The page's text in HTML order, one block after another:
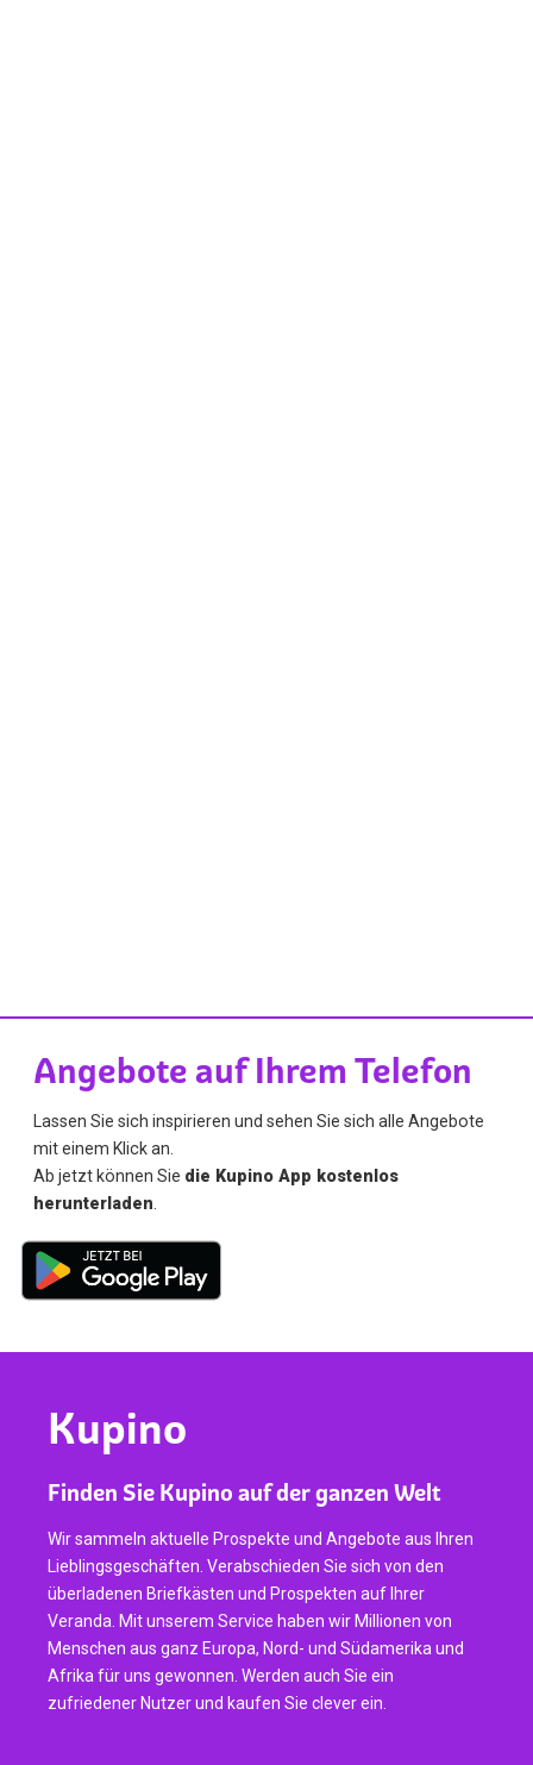
Angebote auf Ihrem Telefon
Lassen Sie sich inspirieren und sehen Sie sich alle Angebote
mit einem Klick an.
Ab jetzt können Sie die Kupino App kostenlos
herunterladen
Kupino
Finden Sie Kupino auf der ganzen Welt
Wir sammeln aktuelle Prospekte und Angebote aus Ihren
Lieblingsgeschäften. Verabschieden Sie sich von den
überladenen Briefkästen und Prospekten auf Ihrer
Veranda. Mit unserem Service haben wir Millionen von
Menschen aus ganz Europa, Nord- und Südamerika und
Afrika für uns gewonnen. Werden auch Sie ein
zufriedener Nutzer und kaufen Sie clever ein.